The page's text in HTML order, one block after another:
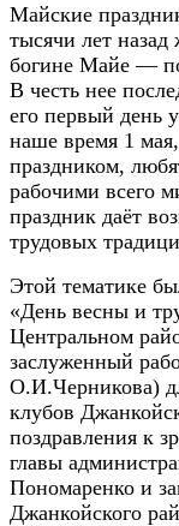
Майские
тысячи лет
богине Майе —
В честь нее
его первый день
наше время 1
праздником,
рабочими всего
праздник даёт
трудовых
Этой тематике
«День весны и
Центральном
заслуженный
О.И.Черникова)
клубов
поздравления к
главы
Пономаренко и
Джанкойского